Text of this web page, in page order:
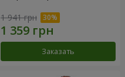
1 941 грн
Заказать